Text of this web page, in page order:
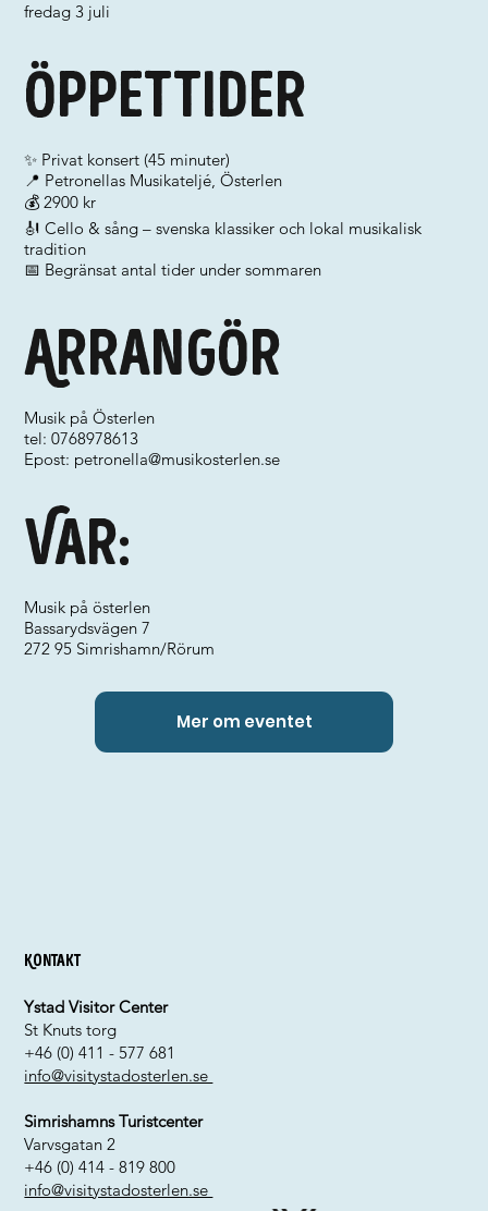
fredag 3 juli
Var:
Arrangör
Musik på Österlen
tel: 0768978613
Epost: petronella@musikosterlen.se
Musik på österlen
Bassarydsvägen 7
272 95 Simrishamn/Rörum
Öppettider
✨ Privat konsert (45 minuter)
📍 Petronellas Musikateljé, Österlen
💰 2900 kr
🎻 Cello & sång – svenska klassiker och lokal musikalisk
tradition
📅 Begränsat antal tider under sommaren
Mer om eventet
Kontakt
Ystad Visitor Center
St Knuts torg
+46 (0) 411 - 577 681
info@visitystadosterlen.se
Simrishamns Turistcenter
Varvsgatan 2
+46 (0) 414 - 819 800
info@visitystadosterlen.se